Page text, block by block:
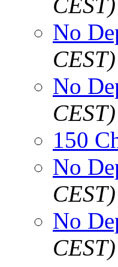
No
CEST)
No
CEST)
150
No
CEST)
No
CEST)